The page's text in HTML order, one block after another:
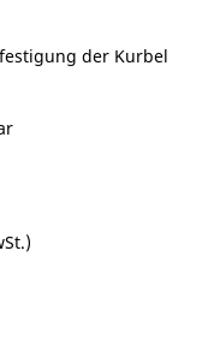
der Kurbel